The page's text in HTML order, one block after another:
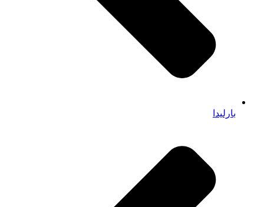
بارلیدا